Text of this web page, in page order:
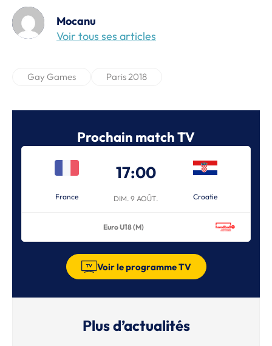
Mocanu
Voir tous ses articles
Gay Games Paris 2018
Prochain match TV
France
17:00
DIM. 9 AOÛT. Croatie
Euro U18 (M)
Voir le programme TV
Plus d’actualités